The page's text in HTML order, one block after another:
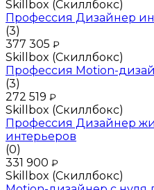
Skillbox (Скиллбокс)
Профессия Дизайнер
(3)
377 305 ₽
Skillbox (Скиллбокс)
Профессия Motion-
(3)
272 519 ₽
Skillbox (Скиллбокс)
Профессия Дизайнер
интерьеров
(0)
331 900 ₽
Skillbox (Скиллбокс)